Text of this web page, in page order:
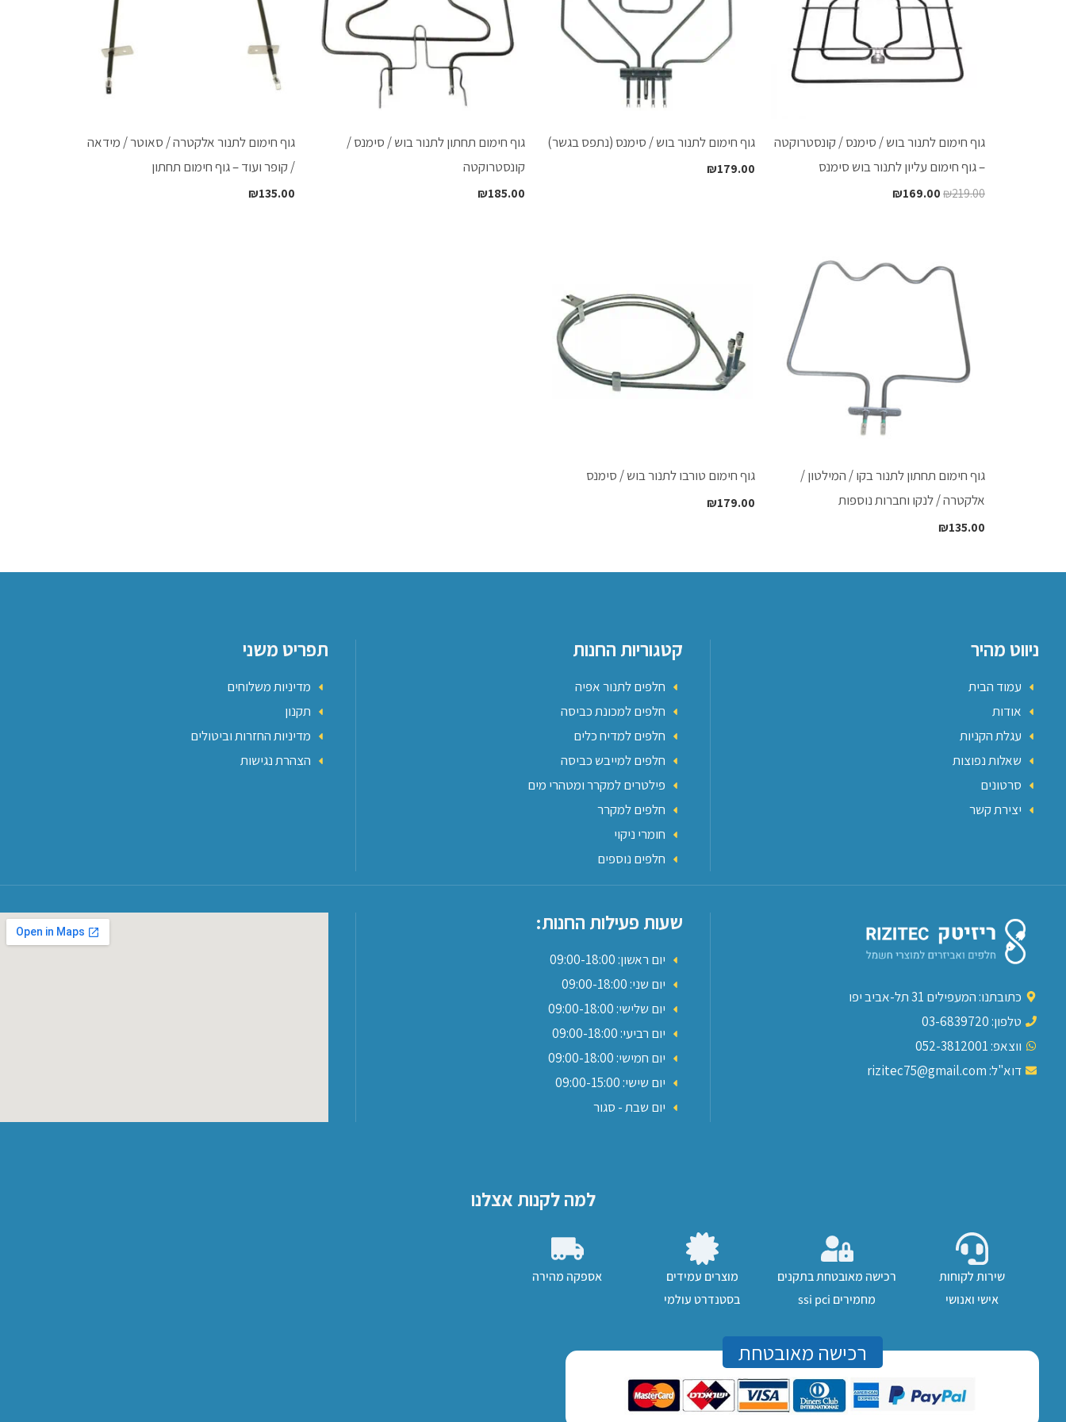
גוף חימום לתנור בוש / סימנס / קונסטרוקטה
– גוף חימום עליון לתנור בוש סימנס
₪219.00
₪169.00
גוף חימום לתנור בוש / סימנס (נתפס בגשר)
₪179.00
גוף חימום תחתון לתנור בוש / סימנס /
קונסטרוקטה
₪185.00
גוף חימום לתנור אלקטרה / סאוטר / מידאה
/ קופר ועוד – גוף חימום תחתון
₪135.00
גוף חימום תחתון לתנור בקו / המילטון /
אלקטרה / לנקו וחברות נוספות
₪135.00
גוף חימום טורבו לתנור בוש / סימנס
₪179.00
ניווט מהיר
עמוד הבית
אודות
עגלת הקניות
שאלות נפוצות
סרטונים
יצירת קשר
קטגוריות החנות
חלפים לתנור אפיה
חלפים למכונת כביסה
חלפים למדיח כלים
חלפים למייבש כביסה
פילטרים למקרר ומטהרי מים
חלפים למקרר
חומרי ניקוי
חלפים נוספים
תפריט משני
מדיניות משלוחים
תקנון
מדיניות החזרות וביטולים
הצהרת נגישות
כתובתנו: המעפילים 31 תל-אביב יפו
טלפון: 03-6839720
ווצאפ: 052-3812001
דוא"ל: rizitec75@gmail.com
שעות פעילות החנות:
יום ראשון: 09:00-18:00
יום שני: 09:00-18:00
יום שלישי: 09:00-18:00
יום רביעי: 09:00-18:00
יום חמישי: 09:00-18:00
יום שישי: 09:00-15:00
יום שבת - סגור
למה לקנות אצלנו
שירות לקוחות
אישי ואנושי
רכישה מאובטחת בתקנים
מחמירים ssi pci
מוצרים עמידים
בסטנדרט עולמי
אספקה מהירה
רכישה מאובטחת